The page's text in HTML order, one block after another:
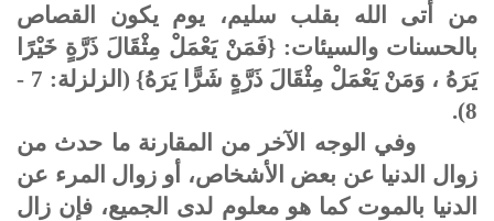
من أتى الله بقلب سليم، يوم يكون القصاص
بالحسنات والسيئات: {فَمَنْ يَعْمَلْ مِثْقَالَ ذَرَّةٍ خَيْرًا
يَرَهُ ، وَمَنْ يَعْمَلْ مِثْقَالَ ذَرَّةٍ شَرًّا يَرَهُ} (الزلزلة: 7 -
8).
وفي الوجه الآخر من المقارنة ما حدث من
زوال الدنيا عن بعض الأشخاص، أو زوال المرء عن
الدنيا بالموت كما هو معلوم لدى الجميع، فإن زال